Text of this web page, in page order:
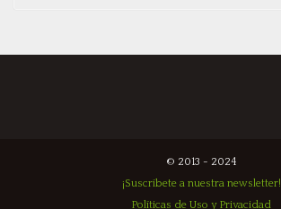
© 2013 - 2024
¡Suscríbete a nuestra newsletter!
Políticas de Uso y Privacidad